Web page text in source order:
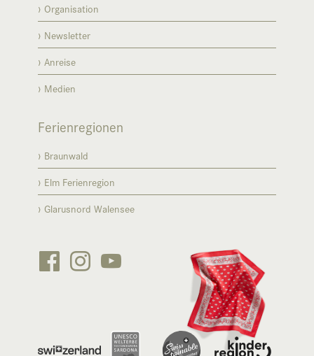
Organisation
Newsletter
Anreise
Medien
Ferienregionen
Braunwald
Elm Ferienregion
Glarusnord Walensee

 